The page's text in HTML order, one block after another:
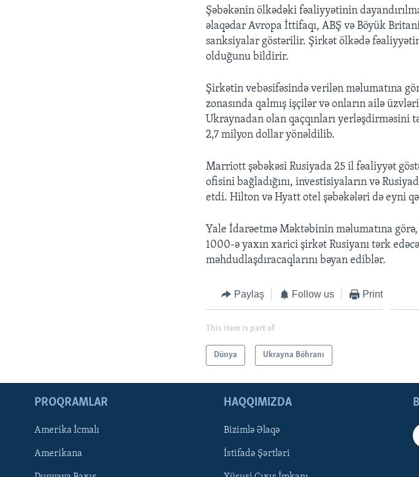
BIZI IZLƏYIN
Şəbəkənin ölkədəki fəaliyyətinin
əlaqədar Avropa İttifaqı, ABŞ və Böyük
sanksiyalar göstərilir. Şirkət ölkədə
olduğunu bildirir.
Şirkətin vebəsifəsində verilən məlumatına
zonasında qalmış işçilər və onların ailə
Ukraynadan olan qaçqınları yerləşdirməsini
2,7 milyon dollar yönəldilib.
Marriott şəbəkəsi Rusiyada 25 il fəaliyyət
ofisini bağladığını, investisiyaların və
etdi. Hilton və Hyatt otel şəbəkələri də eyni
Yale İdarəetmə Məktəbinin məlumatına
1000-ə yaxın xarici şirkət Rusiyanı tərk
məhdudlaşdıracaqlarını bəyan ediblər.
Paylaş Follow us Print
This item is part of
Dünya Ukrayna Böhranı
PROQRAMLAR
Amerika İcmalı
Amerikana
HAQQIMIZDA
Bizimlə Əlaqə
İstifadə Şərtləri